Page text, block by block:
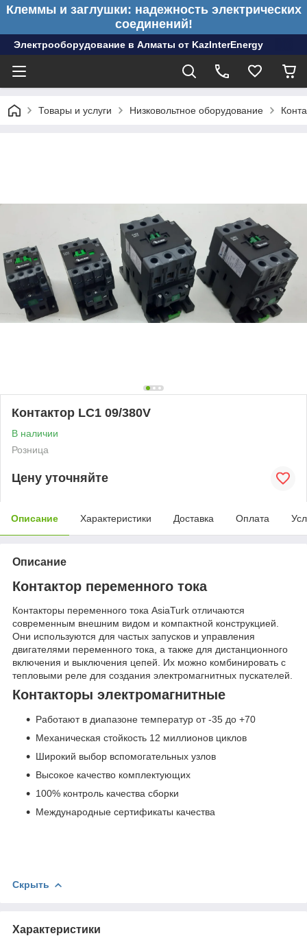
Клеммы и заглушки: надежность электрических
соединений!
Электрооборудование в Алматы от KazInterEnergy
Товары и услуги Низковольтное оборудование
Контактор LC1 09/380V
В наличии
Розница
Цену уточняйте
Описание Характеристики Доставка Оплата
Описание
Контактор переменного тока
Контакторы переменного тока AsiaTurk отличаются
современным внешним видом и компактной конструкцией.
Они используются для частых запусков и управления
двигателями переменного тока, а также для дистанционного
включения и выключения цепей. Их можно комбинировать с
тепловыми реле для создания электромагнитных пускателей.
Контакторы электромагнитные
Работают в диапазоне температур от -35 до +70
Механическая стойкость 12 миллионов циклов
Широкий выбор вспомогательных узлов
Высокое качество комплектующих
100% контроль качества сборки
Международные сертификаты качества
Скрыть
Характеристики